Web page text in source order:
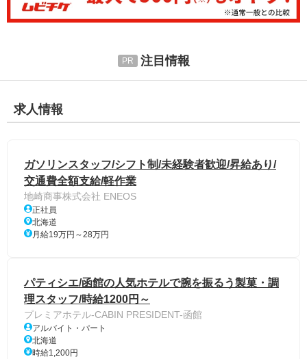
注目情報
求人情報
ガソリンスタッフ/シフト制/未経験者歓迎/昇給あり/
交通費全額支給/軽作業
地崎商事株式会社 ENEOS
正社員
北海道
月給19万円～28万円
パティシエ/函館の人気ホテルで腕を振るう製菓・調
理スタッフ/時給1200円～
プレミアホテル-CABIN PRESIDENT-函館
アルバイト・パート
北海道
時給1,200円